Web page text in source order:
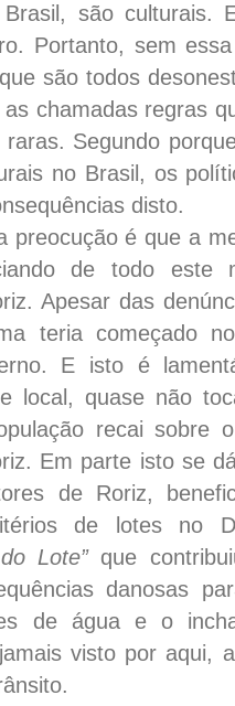
são culturais.
Portanto, sem
são todos
chamadas regras
Segundo
no Brasil, os
disto.
preocução é que a
de todo este
Apesar das
teria começado
E isto é
local, quase não
recai sobre
Em parte isto se
de Roriz,
de lotes no
Lote” que
danosas
de água e o
visto por aqui,